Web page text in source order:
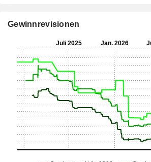
Gewinnrevisionen